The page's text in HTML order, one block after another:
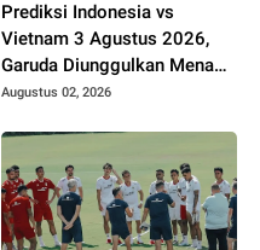
Prediksi Indonesia vs
Vietnam 3 Agustus 2026,
Garuda Diunggulkan Menang
Tipis di Stadion Pakansari
Augustus 02, 2026